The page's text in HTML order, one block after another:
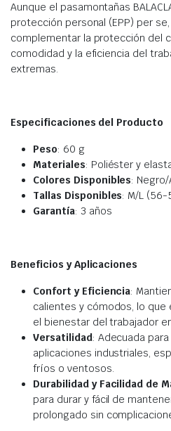
Aunque el pasamontañas
protección personal (EPP) per
complementar la protección del
comodidad y la eficiencia del
extremas.
Especificaciones del Producto
Peso: 60 g
Materiales: Poliéster y
Colores Disponibles:
Tallas Disponibles: M/L (56-
Garantía: 3 años
Beneficios y Aplicaciones
Confort y Eficiencia:
calientes y cómodos, lo que
el bienestar del trabajador
Versatilidad: Adecuada
aplicaciones industriales,
fríos o ventosos.
Durabilidad y Facilidad de
para durar y fácil de
prolongado sin